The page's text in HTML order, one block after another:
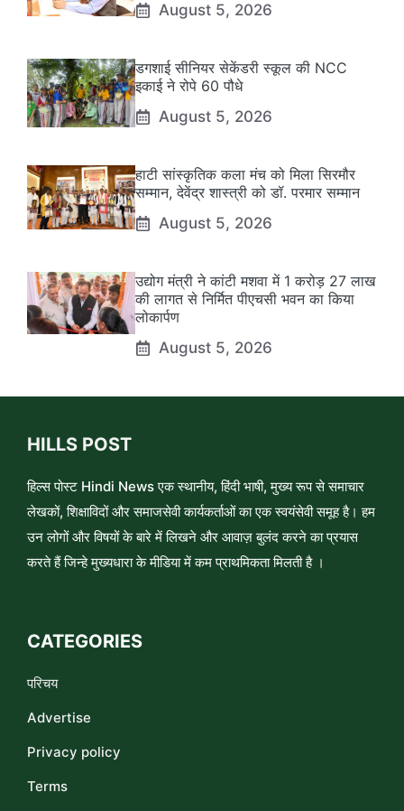
August 5, 2026
डगशाई सीनियर सेकेंडरी स्कूल की NCC
इकाई ने रोपे 60 पौधे
August 5, 2026
हाटी सांस्कृतिक कला मंच को मिला सिरमौर
सम्मान, देवेंद्र शास्त्री को डॉ. परमार सम्मान
August 5, 2026
उद्योग मंत्री ने कांटी मशवा में 1 करोड़ 27 लाख
की लागत से निर्मित पीएचसी भवन का किया
लोकार्पण
August 5, 2026
HILLS POST
हिल्स पोस्ट Hindi News एक स्थानीय, हिंदी भाषी, मुख्य रूप से समाचार
लेखकों, शिक्षाविदों और समाजसेवी कार्यकर्ताओं का एक स्वयंसेवी समूह है। हम
उन लोगों और विषयों के बारे में लिखने और आवाज़ बुलंद करने का प्रयास
करते हैं जिन्हे मुख्यधारा के मीडिया में कम प्राथमिकता मिलती है ।
CATEGORIES
परिचय
Advertise
Privacy policy
Terms